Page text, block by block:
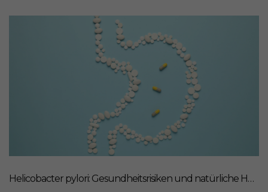
Helicobacter pylori: Gesundheitsrisiken und natürliche Heilmittel